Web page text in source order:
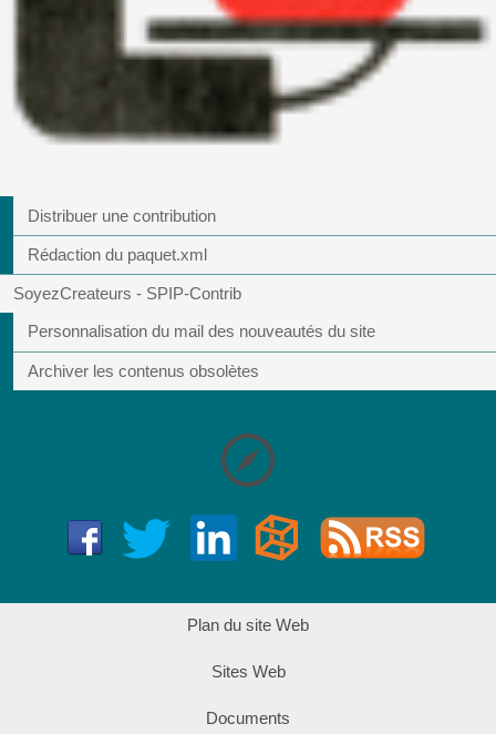
Distribuer une contribution
Rédaction du paquet.xml
SoyezCreateurs - SPIP-Contrib
Personnalisation du mail des nouveautés du site
Archiver les contenus obsolètes
Plan du site Web
Sites Web
Documents